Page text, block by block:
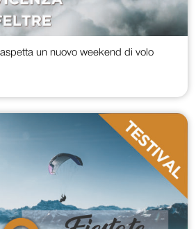
aspetta un nuovo weekend di volo